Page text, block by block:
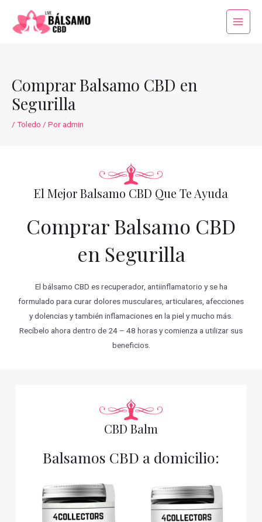
contenido
Main
Comprar Balsamo CBD en
Segurilla
/ Toledo / Poradmin
El Mejor Balsamo CBD Que Te Ayuda
Comprar Balsamo CBD
en Segurilla
El bálsamo CBD es recuperador, antiinflamatorio y se ha
formulado para curar dolores musculares, articulares, afecciones
y dolencias y también inflamaciones en la piel y mucho más.
Recíbelo ahora dentro de 24 – 48 horas y comienza a utilizar sus
beneficios.
CBD Balm
Balsamos CBD a domicilio: